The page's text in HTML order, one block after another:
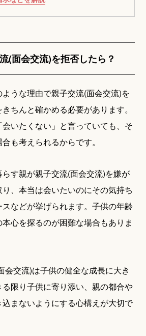
(面会交流)を拒否したら？
うな理由で親子交流(面会交流)を
ちんと確かめる必要があります。
いたくない」と言っていても、そ
も考えられるからです。
す親が親子交流(面会交流)を嫌が
、本当は会いたいのにその気持ち
などが挙げられます。子供の年齢
心を探るのが困難な場合もありま
会交流)は子供の健全な成長に大き
る限り子供に寄り添い、親の都合や
まないようにする心構えが大切で